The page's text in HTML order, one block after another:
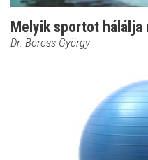
Melyik sportot hálálja
Dr. Boross György